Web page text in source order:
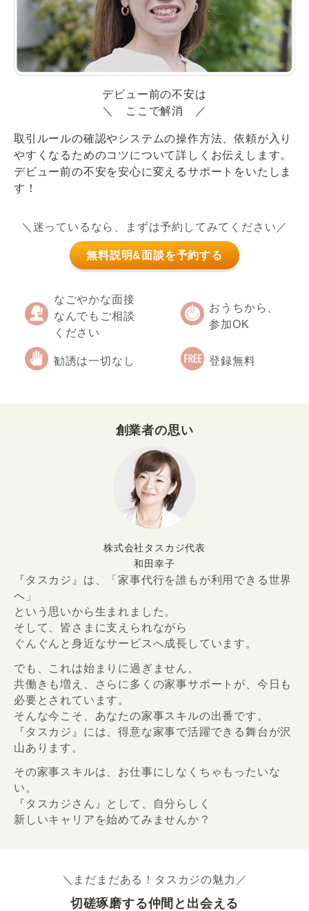
デビュー前の不安は
＼ ここで解消 ／
取引ルールの確認やシステムの操作方法、依頼が入り
やすくなるためのコツについて詳しくお伝えします。
デビュー前の不安を安心に変えるサポートをいたしま
す！
＼迷っているなら、まずは予約してみてください／
無料説明&面談を予約する
なごやかな面接
なんでもご相談
ください
おうちから、
参加OK
勧誘は一切なし 登録無料
創業者の思い
株式会社タスカジ代表
和田幸子
『タスカジ』は、「家事代行を誰もが利用できる世界
へ」
という思いから生まれました。
そして、皆さまに支えられながら
ぐんぐんと身近なサービスへ成長しています。
でも、これは始まりに過ぎません。
共働きも増え、さらに多くの家事サポートが、今日も
必要とされています。
そんな今こそ、あなたの家事スキルの出番です。
『タスカジ』には、得意な家事で活躍できる舞台が沢
山あります。
その家事スキルは、お仕事にしなくちゃもったいな
い。
『タスカジさん』として、自分らしく
新しいキャリアを始めてみませんか？
＼まだまだある！タスカジの魅力／
切磋琢磨する仲間と出会える